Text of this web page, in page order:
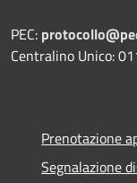
PEC:
Centralino Unico:
Prenotazione
Segnalazione